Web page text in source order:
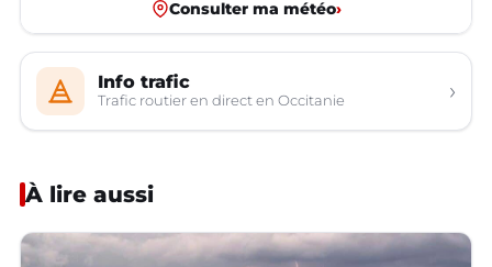
Consulter ma météo›
Info trafic
Trafic routier en direct en Occitanie ›
À lire aussi